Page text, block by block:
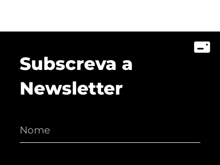
Subscreva a
Newsletter